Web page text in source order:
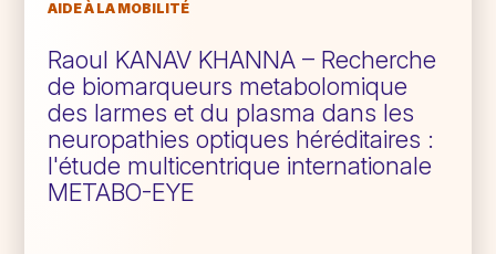
AIDE À LA MOBILITÉ
Raoul KANAV KHANNA – Recherche
de biomarqueurs metabolomique
des larmes et du plasma dans les
neuropathies optiques héréditaires :
l'étude multicentrique internationale
METABO-EYE